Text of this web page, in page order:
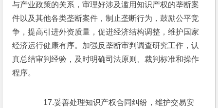
与产业政策的关系，审理好涉及滥用知识产权的垄断案
件以及其他各类垄断案件，制止垄断行为，鼓励公平竞
争，提高引进外资质量，促进经济结构调整，维护国家
经济运行健康有序。加强反垄断审判调查研究工作，认
真总结审判经验，及时明确司法原则、裁判标准和操作
程序。
17.妥善处理知识产权合同纠纷，维护交易安